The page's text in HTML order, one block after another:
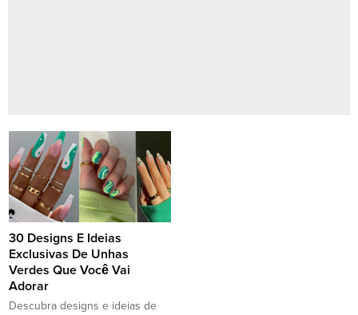
30 Designs E Ideias
Exclusivas De Unhas
Verdes Que Você Vai
Adorar
Descubra designs e ideias de